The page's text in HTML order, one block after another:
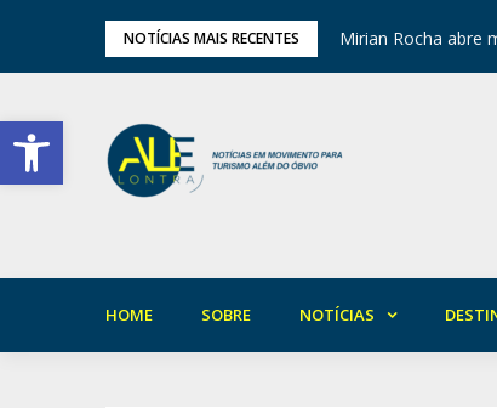
Barra de Ferramentas Aberta
NOTÍCIAS MAIS RECENTES
em Areia Mirian Rocha abre
HOME SOBRE NOTÍCIAS